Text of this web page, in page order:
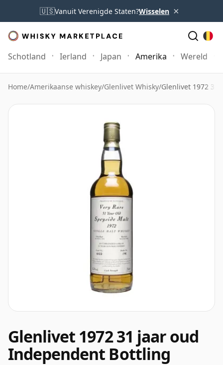
🇺🇸Vanuit Verenigde Staten?Wisselen ×
Schotland Ierland Japan Amerika Wereld
Home/Amerikaanse whiskey/Glenlivet Whisky/Glenlivet 1972
Glenlivet 1972 31 jaar oud
Independent Bottling